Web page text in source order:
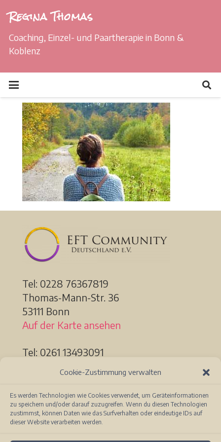
Cookie-Zustimmung verwalten
Es werden Technologien wie Cookies verwendet, um Geräteinformationen
zu speichern und/oder darauf zuzugreifen. Wenn du diesen Technologien
zustimmst, können Daten wie das Surfverhalten oder eindeutige IDs auf
dieser Website verarbeiten werden.
Regina Thomas
Coaching, Einzel- und Paartherapie in Bonn &
Koblenz
Tel: 0228 76367819
Thomas-Mann-Str. 36
53111 Bonn
Auf der Karte ansehen
Tel: 0261 13493091
Auf der Karte ansehen